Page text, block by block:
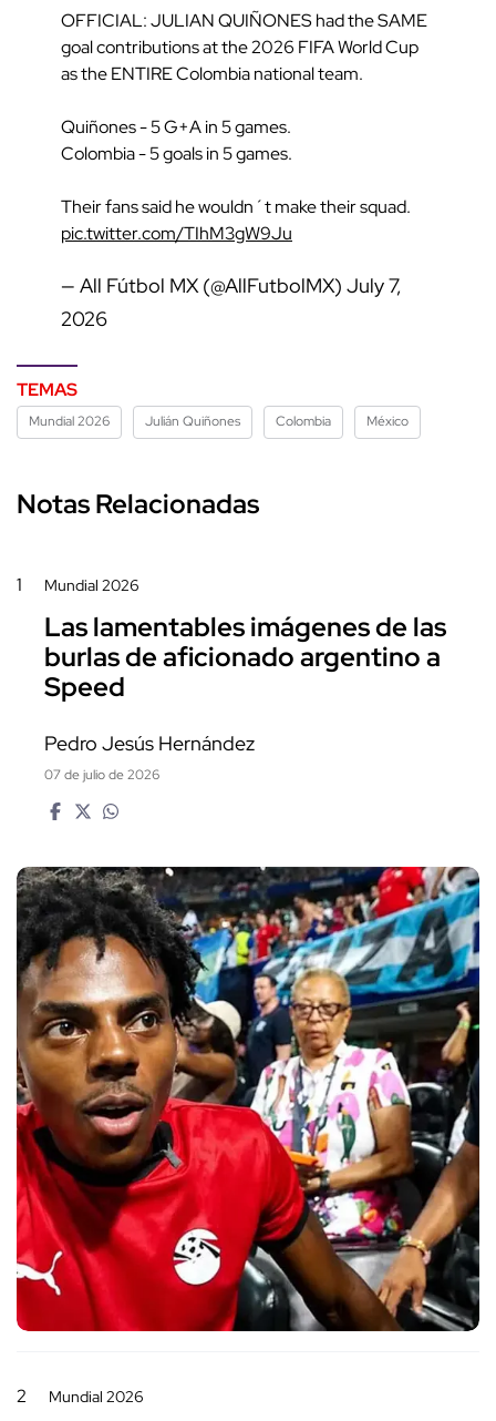
OFFICIAL: JULIAN QUIÑONES had the SAME
goal contributions at the 2026 FIFA World Cup
as the ENTIRE Colombia national team.
Quiñones - 5 G+A in 5 games.
Colombia - 5 goals in 5 games.
Their fans said he wouldn´t make their squad.
pic.twitter.com/TIhM3gW9Ju
— All Fútbol MX (@AllFutbolMX) July 7,
2026
TEMAS
Mundial 2026 Julián Quiñones Colombia México
Notas Relacionadas
1 Mundial 2026
Las lamentables imágenes de las
burlas de aficionado argentino a
Speed
Pedro Jesús Hernández
07 de julio de 2026
2 Mundial 2026